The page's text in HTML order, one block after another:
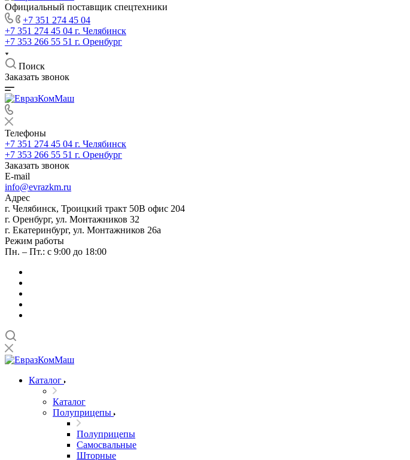
Официальный поставщик спецтехники
+7 351 274 45 04
+7 351 274 45 04 г. Челябинск
+7 353 266 55 51 г. Оренбург
Поиск
Заказать звонок
Телефоны
+7 351 274 45 04 г. Челябинск
+7 353 266 55 51 г. Оренбург
Заказать звонок
E-mail
info@evrazkm.ru
Адрес
г. Челябинск, Троицкий тракт 50В офис 204
г. Оренбург, ул. Монтажников 32
г. Екатеринбург, ул. Монтажников 26а
Режим работы
Пн. – Пт.: с 9:00 до 18:00
Каталог
Каталог
Полуприцепы
Полуприцепы
Самосвальные
Шторные